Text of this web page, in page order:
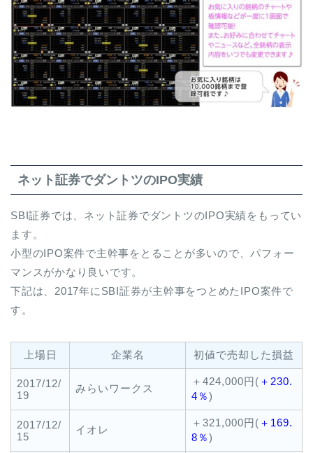
ネット証券でダントツのIPO実績
SBI証券では、ネット証券でダントツのIPO実績をもってい
ます。
小型のIPO案件で主幹事をとることが多いので、パフォー
マンスがかなり良いです。
下記は、2017年にSBI証券が主幹事をつとめたIPO案件で
す。
上場日 企業名 初値で売却した損益
2017/12/
19
みらいワークス
＋424,000円( ＋230.
4％)
2017/12/
15
イオレ
＋321,000円( ＋169.
8％)